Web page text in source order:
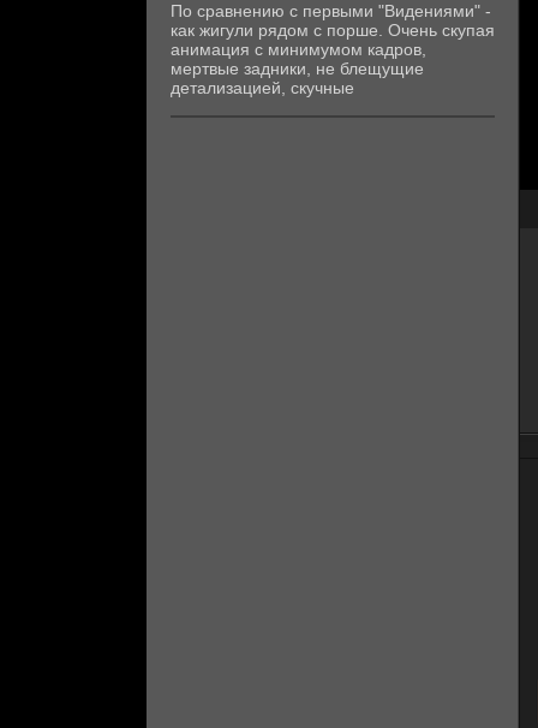
По сравнению с первыми "Видениями" -
как жигули рядом с порше. Очень скупая
анимация с минимумом кадров,
мертвые задники, не блещущие
детализацией, скучные